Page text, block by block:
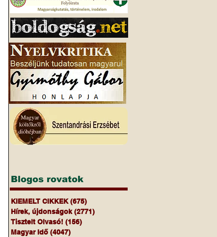
Blogos rovatok
KIEMELT CIKKEK (675)
Hírek, újdonságok (2771)
Tisztelt Olvasó! (156)
Magyar Idő (4047)